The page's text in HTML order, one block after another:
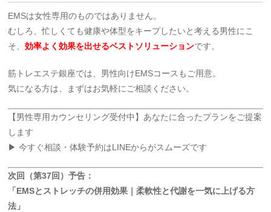
EMSは女性専用のものではありません。
むしろ、忙しくても健康や体型をキープしたいと考える男性にこ
そ、効率よく効果を出せるベストソリューションです。
筋トレエステ銀座では、男性向けEMSコースもご用意。
気になる方は、まずはお気軽にご相談ください。
【男性専用カウンセリング受付中】あなたに合ったプランをご提案
します
▶ 今すぐ相談・体験予約はLINEからがスムーズです
次回（第37回）予告：
「EMSとストレッチの併用効果｜柔軟性と代謝を一気に上げる方
法」